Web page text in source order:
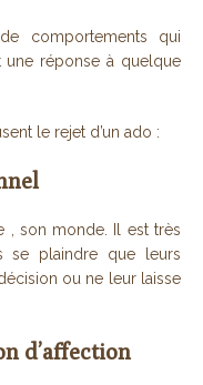
comportements qui
une réponse à quelque
le rejet d’un ado :
, son monde. Il est très
se plaindre que leurs
ou ne leur laisse
d’affection